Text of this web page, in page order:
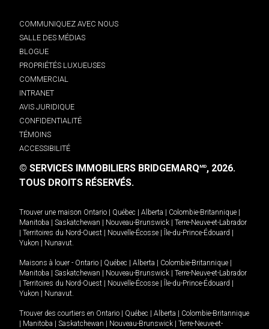
COMMUNIQUEZ AVEC NOUS
SALLE DES MÉDIAS
BLOGUE
PROPRIÉTÉS LUXUEUSES
COMMERCIAL
INTRANET
AVIS JURIDIQUE
CONFIDENTIALITÉ
TÉMOINS
ACCESSIBILITÉ
© SERVICES IMMOBILIERS BRIDGEMARQMD, 2026.
TOUS DROITS RÉSERVÉS.
Trouver une maison Ontario Québec Alberta Colombie-Britannique
Manitoba
Saskatchewan Nouveau-Brunswick
Terre-Neuve-et-Labrador
Territoires du Nord-Ouest Nouvelle-Écosse Île-du-Prince-Édouard
Yukon
Nunavut.
Maisons à louer - Ontario Québec Alberta Colombie-Britannique
Manitoba
Saskatchewan Nouveau-Brunswick
Terre-Neuve-et-Labrador
Territoires du Nord-Ouest Nouvelle-Écosse Île-du-Prince-Édouard
Yukon
Nunavut.
Trouver des courtiers en Ontario Québec Alberta
Colombie-Britannique
Manitoba Saskatchewan Nouveau-Brunswick
Terre-Neuve-et-